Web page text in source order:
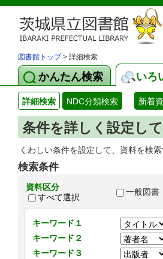
図書館トップ> 詳細検索
かんたん検索 いろ
詳細検索 NDC分類検索 新着
条件を詳しく設定し
くわしい条件を設定して、資料を検索
検索条件
資料区分
すべて選択
一般図書
キーワード１
キーワード２
キーワード３